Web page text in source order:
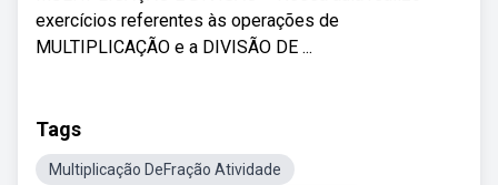
exercícios referentes às operações de
MULTIPLICAÇÃO e a DIVISÃO DE ...
Tags
Multiplicação DeFração Atividade